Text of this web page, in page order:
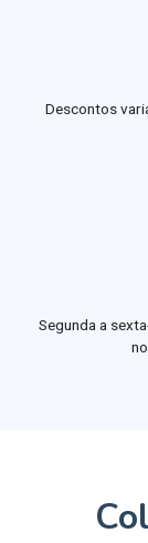
Descontos
Segunda a